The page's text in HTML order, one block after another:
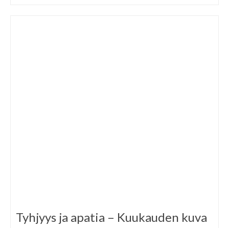
Tyhjyys ja apatia – Kuukauden kuva